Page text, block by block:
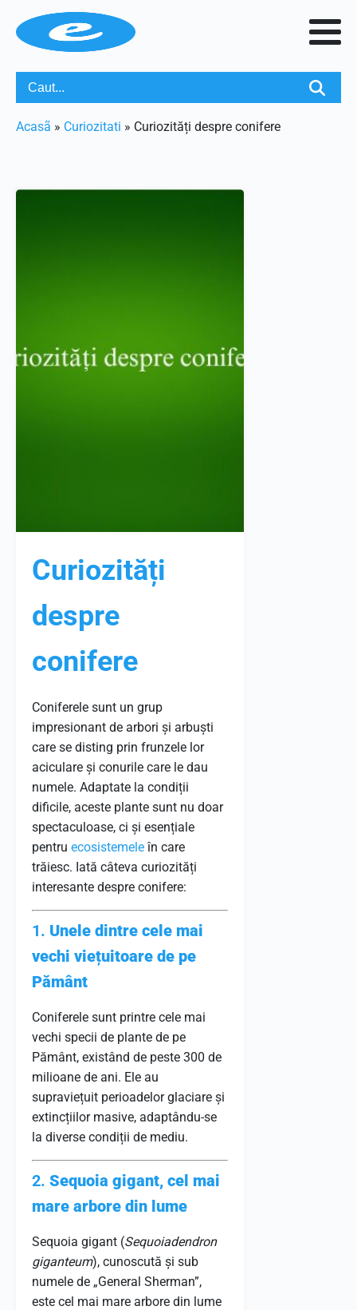
Acasã » Curiozitati » Curiozități despre conifere
Curiozități
despre
conifere
Coniferele sunt un grup
impresionant de arbori și arbuști
care se disting prin frunzele lor
aciculare și conurile care le dau
numele. Adaptate la condiții
dificile, aceste plante sunt nu doar
spectaculoase, ci și esențiale
pentru ecosistemeleîn care
trăiesc. Iată câteva curiozități
interesante despre conifere:
1. Unele dintre cele mai
vechi viețuitoare de pe
Pământ
Coniferele sunt printre cele mai
vechi specii de plante de pe
Pământ, existând de peste 300 de
milioane de ani. Ele au
supraviețuit perioadelor glaciare și
extincțiilor masive, adaptându-se
la diverse condiții de mediu.
2. Sequoia gigant, cel mai
mare arbore din lume
Sequoia gigant (Sequoiadendron
giganteum), cunoscută și sub
numele de „General Sherman”,
este cel mai mare arbore din lume